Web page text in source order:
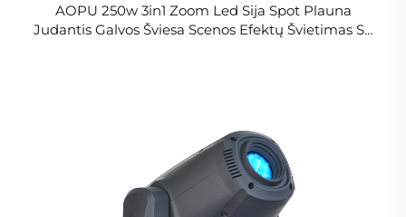
AOPU 250w 3in1 Zoom Led Sija Spot Plauna
Judantis Galvos Šviesa Scenos Efektų Švietimas Su